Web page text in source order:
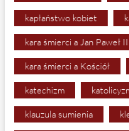
kapłaństwo kobiet
kara śmierci a Jan Paweł II
kara śmierci a Kościół
katechizm
klauzula sumienia